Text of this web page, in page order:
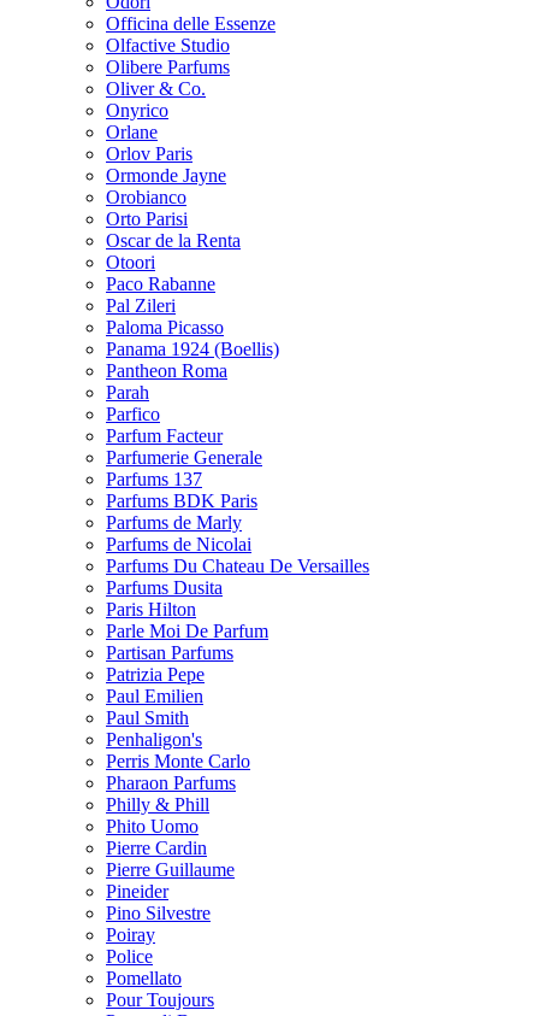
Officina delle Essenze
Olfactive Studio
Olibere Parfums
Oliver & Co.
Onyrico
Orlane
Orlov Paris
Ormonde Jayne
Orobianco
Orto Parisi
Oscar de la Renta
Otoori
Paco Rabanne
Pal Zileri
Paloma Picasso
Panama 1924 (Boellis)
Pantheon Roma
Parah
Parfico
Parfum Facteur
Parfumerie Generale
Parfums 137
Parfums BDK Paris
Parfums de Marly
Parfums de Nicolai
Parfums Du Chateau De Versailles
Parfums Dusita
Paris Hilton
Parle Moi De Parfum
Partisan Parfums
Patrizia Pepe
Paul Emilien
Paul Smith
Penhaligon's
Perris Monte Carlo
Pharaon Parfums
Philly & Phill
Phito Uomo
Pierre Cardin
Pierre Guillaume
Pineider
Pino Silvestre
Poiray
Police
Pomellato
Pour Toujours